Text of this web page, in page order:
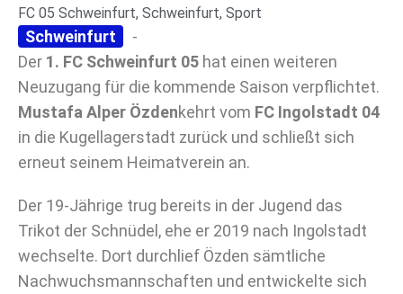
FC 05 Schweinfurt, Schweinfurt, Sport
Schweinfurt
-
Der 1. FC Schweinfurt 05 hat einen weiteren
Neuzugang für die kommende Saison verpflichtet.
Mustafa Alper Özdenkehrt vom FC Ingolstadt 04
in die Kugellagerstadt zurück und schließt sich
erneut seinem Heimatverein an.
Der 19-Jährige trug bereits in der Jugend das
Trikot der Schnüdel, ehe er 2019 nach Ingolstadt
wechselte. Dort durchlief Özden sämtliche
Nachwuchsmannschaften und entwickelte sich